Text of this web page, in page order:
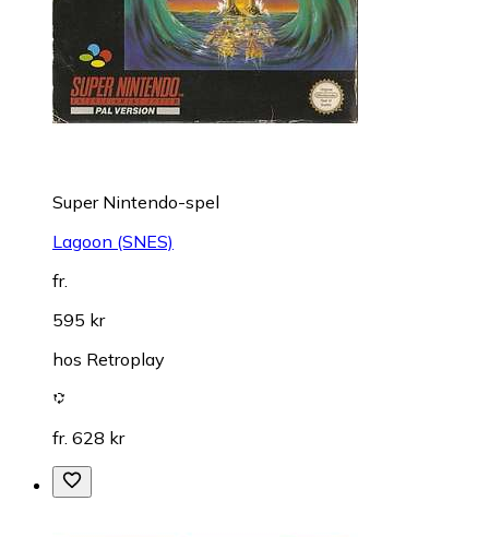
Super Nintendo-spel
Lagoon (SNES)
fr.
595 kr
hos Retroplay
fr. 628 kr